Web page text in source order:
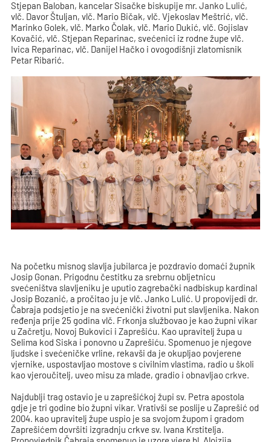
Stjepan Baloban, kancelar Sisačke biskupije mr. Janko Lulić,
vlč. Davor Štuljan, vlč. Mario Bičak, vlč. Vjekoslav Meštrić, vlč.
Marinko Golek, vlč. Marko Čolak, vlč. Mario Dukić, vlč. Gojislav
Kovačić, vlč. Stjepan Reparinac, svećenici iz rodne župe vlč.
Ivica Reparinac, vlč. Danijel Hačko i ovogodišnji zlatomisnik
Petar Ribarić.
Na početku misnog slavlja jubilarca je pozdravio domaći župnik
Josip Gonan. Prigodnu čestitku za srebrnu obljetnicu
svećeništva slavljeniku je uputio zagrebački nadbiskup kardinal
Josip Bozanić, a pročitao ju je vlč. Janko Lulić. U propovijedi dr.
Čabraja podsjetio je na svećenički životni put slavljenika. Nakon
ređenja prije 25 godina vlč. Frkonja službovao je kao župni vikar
u Začretju, Novoj Bukovici i Zaprešiću. Kao upravitelj župa u
Selima kod Siska i ponovno u Zaprešiću. Spomenuo je njegove
ljudske i svećeničke vrline, rekavši da je okupljao povjerene
vjernike, uspostavljao mostove s civilnim vlastima, radio u školi
kao vjeroučitelj, uveo misu za mlade, gradio i obnavljao crkve.
Najdublji trag ostavio je u zaprešićkoj župi sv. Petra apostola
gdje je tri godine bio župni vikar. Vrativši se poslije u Zaprešić od
2004. kao upravitelj župe uspio je sa svojom župom i gradom
Zaprešićem dovršiti izgradnju crkve sv. Ivana Krstitelja.